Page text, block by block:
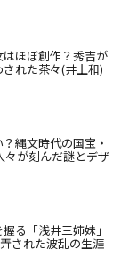
はほぼ創作？秀吉が
れた茶々(井上和)
縄文時代の国宝・
々が刻んだ謎とデザ
る「浅井三姉妹」
された波乱の生涯